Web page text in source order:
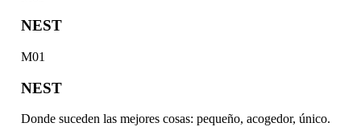
NEST
M01
NEST
Donde suceden las mejores cosas: pequeño, acogedor, único.